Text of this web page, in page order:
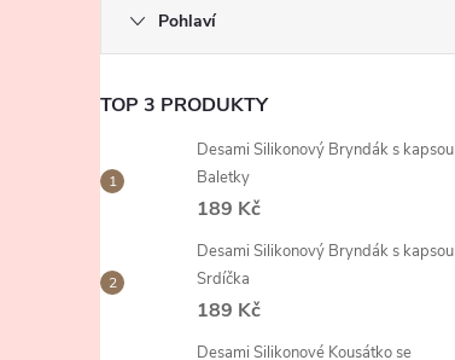
n
e
l
Pohlaví
TOP 3 PRODUKTY
Desami Silikonový Bryndák s kapsou
Baletky
189 Kč
Desami Silikonový Bryndák s kapsou
Srdíčka
189 Kč
Desami Silikonové Kousátko se